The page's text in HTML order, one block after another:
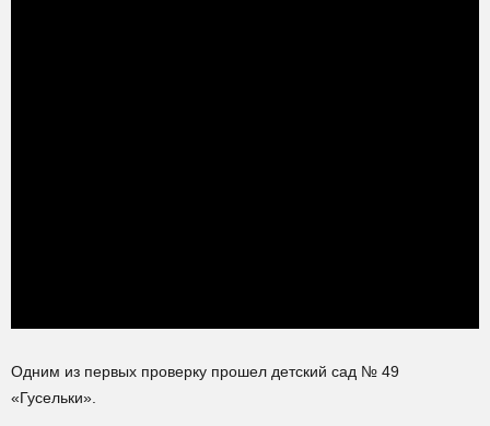
Одним из первых проверку прошел детский сад № 49
«Гусельки».